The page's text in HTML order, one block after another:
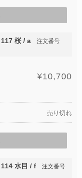
桜 / a
注文番号
¥10,700
売り切れ
水目 / f
注文番号